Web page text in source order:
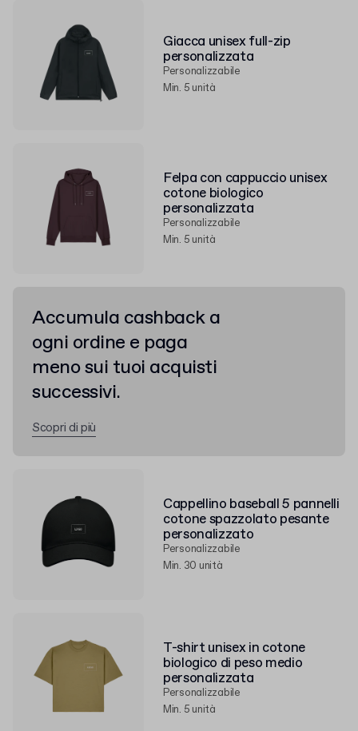
Giacca unisex full-zip
personalizzata
Personalizzabile
Min. 5 unità
Felpa con cappuccio unisex
cotone biologico
personalizzata
Personalizzabile
Min. 5 unità
Cappellino baseball 5 pannelli
cotone spazzolato pesante
personalizzato
Personalizzabile
Min. 30 unità
T-shirt unisex in cotone
biologico di peso medio
personalizzata
Personalizzabile
Min. 5 unità
Accumula cashback a
ogni ordine e paga
meno sui tuoi acquisti
successivi.
Scopri di più